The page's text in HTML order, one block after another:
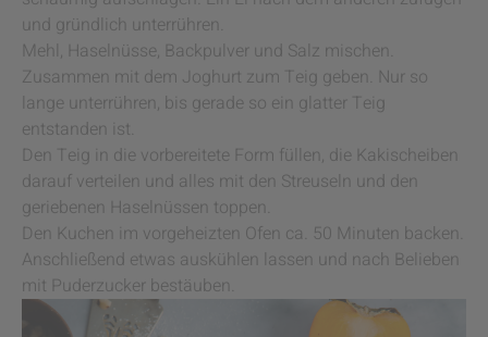
und gründlich unterrühren.
Mehl, Haselnüsse, Backpulver und Salz mischen.
Zusammen mit dem Joghurt zum Teig geben. Nur so
lange unterrühren, bis gerade so ein glatter Teig
entstanden ist.
Den Teig in die vorbereitete Form füllen, die Kakischeiben
darauf verteilen und alles mit den Streuseln und den
geriebenen Haselnüssen toppen.
Den Kuchen im vorgeheizten Ofen ca. 50 Minuten backen.
Anschließend etwas auskühlen lassen und nach Belieben
mit Puderzucker bestäuben.